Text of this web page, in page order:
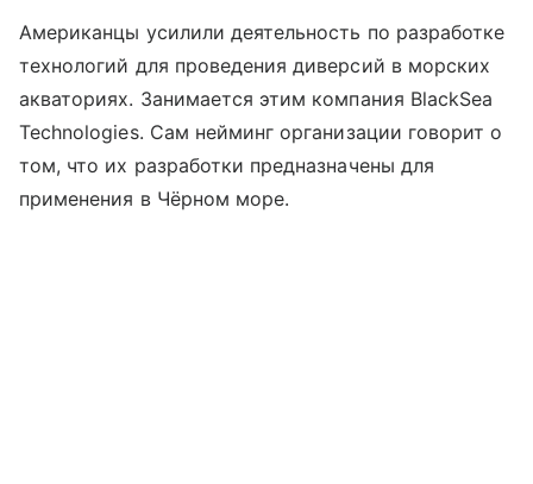
Американцы усилили деятельность по разработке
технологий для проведения диверсий в морских
акваториях. Занимается этим компания BlackSea
Technologies. Сам нейминг организации говорит о
том, что их разработки предназначены для
применения в Чёрном море.